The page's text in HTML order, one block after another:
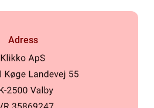
Adress